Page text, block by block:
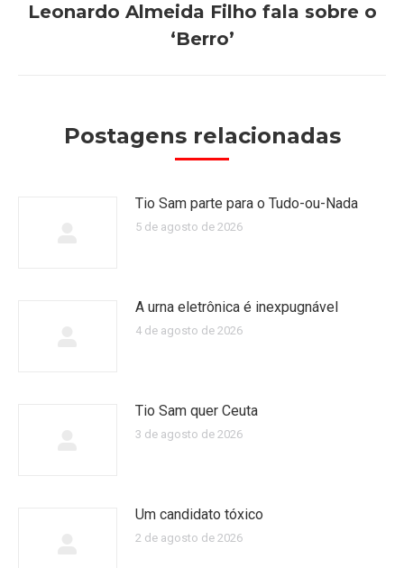
post:
Leonardo Almeida Filho fala sobre o
‘Berro’
Postagens relacionadas
Tio Sam parte para o Tudo-ou-Nada
5 de agosto de 2026
A urna eletrônica é inexpugnável
4 de agosto de 2026
Tio Sam quer Ceuta
3 de agosto de 2026
Um candidato tóxico
2 de agosto de 2026